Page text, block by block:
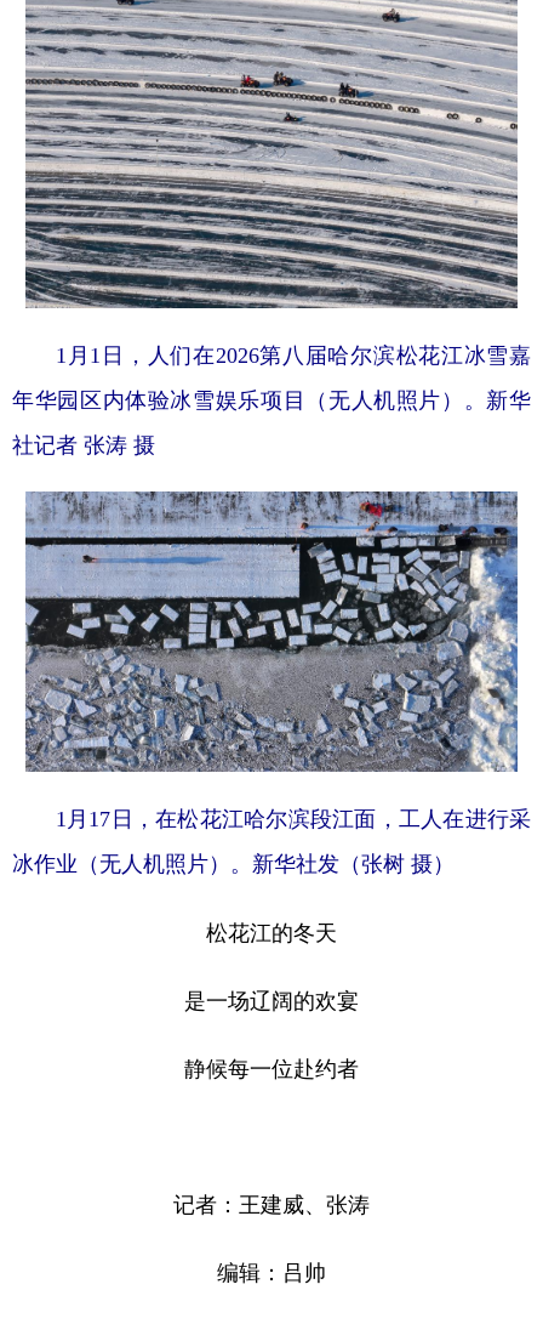
1月1日，人们在2026第八届哈尔滨松花江冰雪嘉
年华园区内体验冰雪娱乐项目（无人机照片）。新华
社记者 张涛 摄
1月17日，在松花江哈尔滨段江面，工人在进行采
冰作业（无人机照片）。新华社发（张树 摄）
松花江的冬天
是一场辽阔的欢宴
静候每一位赴约者
记者：王建威、张涛
编辑：吕帅